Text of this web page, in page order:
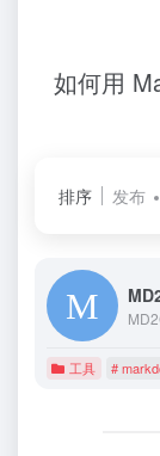
如何用
排序 发布
工具 #